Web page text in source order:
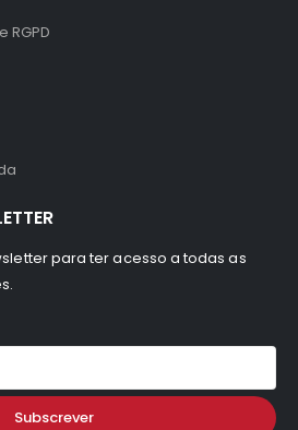
RGPD
para ter acesso a todas as
Subscrever